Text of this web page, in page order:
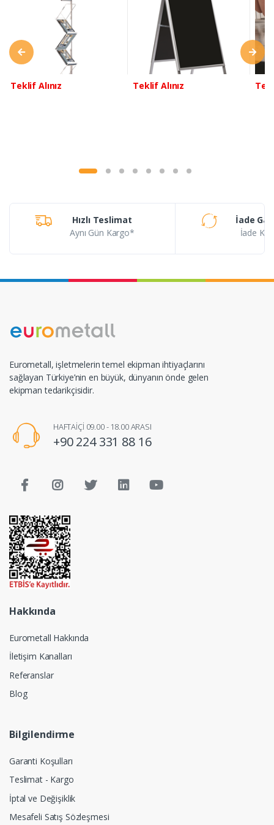
Teklif Alınız Teklif Alınız
Hızlı Teslimat
Aynı Gün Kargo*
İade
İade
Eurometall, işletmelerin temel ekipman ihtiyaçlarını
sağlayan Türkiye’nin en büyük, dünyanın önde gelen
ekipman tedarikçisidir.
HAFTAİÇİ 09.00 - 18.00 ARASI
+90 224 331 88 16
Hakkında
Eurometall Hakkında
İletişim Kanalları
Referanslar
Blog
Bilgilendirme
Garanti Koşulları
Teslimat - Kargo
İptal ve Değişiklik
Mesafeli Satış Sözleşmesi